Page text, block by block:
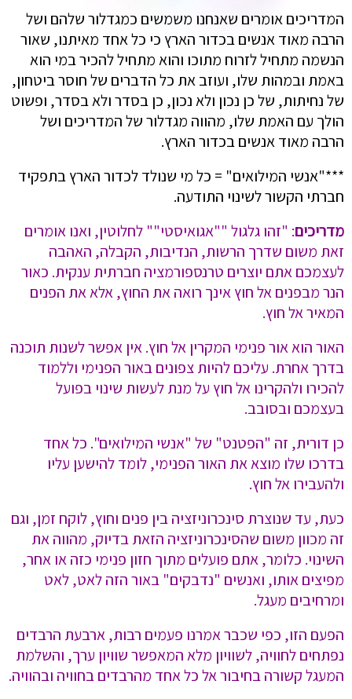
המדריכים אומרים שאנחנו משמשים כמגדלור שלהם ושל
הרבה מאוד אנשים בכדור הארץ כי כל אחד מאיתנו, שאור
הנשמה מתחיל לזרוח מתוכו והוא מתחיל להכיר במי הוא
באמת ובמהות שלו, ועוזב את כל הדברים של חוסר ביטחון,
של נחיתות, של כן נכון ולא נכון, כן בסדר ולא בסדר, ופשוט
הולך עם האמת שלו, מהווה מגדלור של המדריכים ושל
הרבה מאוד אנשים בכדור הארץ.
***"אנשי המילואים" = כל מי שנולד לכדור הארץ בתפקיד
חברתי הקשור לשינוי התודעה.
מדריכים: "זהו גלגול ""אגואיסטי"" לחלוטין, ואנו אומרים
זאת משום שדרך הרשות, הנדיבות, הקבלה, האהבה
לעצמכם אתם יוצרים טרנספורמציה חברתית ענקית. כאור
הנר מבפנים אל חוץ אינך רואה את החוץ, אלא את הפנים
המאיר אל חוץ.
האור הוא אור פנימי המקרין אל חוץ. אין אפשר לשנות תוכנה
בדרך אחרת. עליכם להיות צפונים באור הפנימי וללמוד
להכירו ולהקרינו אל חוץ על מנת לעשות שינוי בפועל
בעצמכם ובסובב.
כן דורית, זה "הפטנט" של "אנשי המילואים". כל אחד
בדרכו שלו מוצא את האור הפנימי, לומד להישען עליו
ולהעבירו אל חוץ.
כעת, עד שנוצרת סינכרוניזציה בין פנים וחוץ, לוקח זמן, וגם
זה מכוון משום שהסינכרוניזציה הזאת בדיוק, מהווה את
השינוי. כלומר, אתם פועלים מתוך חזון פנימי כזה או אחר,
מפיצים אותו, ואנשים "נדבקים" באור הזה לאט, לאט
ומרחיבים מעגל.
הפעם הזו, כפי שכבר אמרנו פעמים רבות, ארבעת הרבדים
נפתחים לחוויה, לשוויון מלא המאפשר שוויון ערך, והשלמת
המעגל קשורה בחיבור אל כל אחד מהרבדים בחוויה ובהוויה.